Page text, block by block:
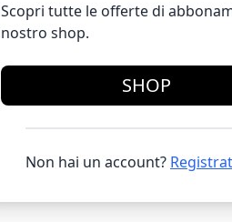
Scopri tutte le offerte di
nostro shop.
SHOP
Non hai un account?